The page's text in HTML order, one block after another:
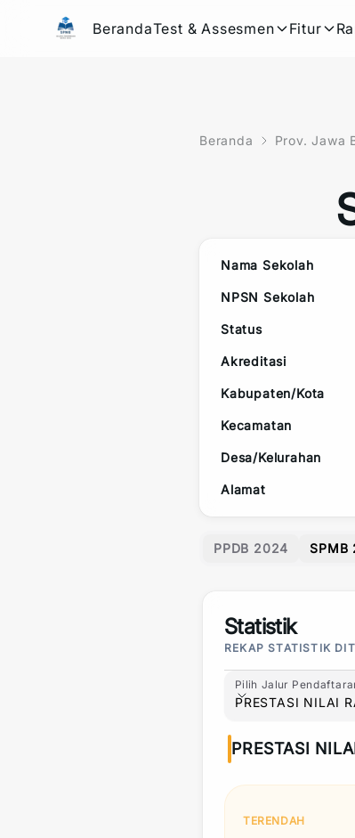
BerandaTest & Assesmen Fitur
Beranda Prov. Jawa
Nama Sekolah
NPSN Sekolah
Status
Akreditasi
Kabupaten/Kota
Kecamatan
Desa/Kelurahan
Alamat
PPDB 2024 SPMB
Statistik
REKAP STATISTIK
Pilih Jalur
Pilih Jalur
PRESTASI NILAI
PRESTASI
TERENDAH